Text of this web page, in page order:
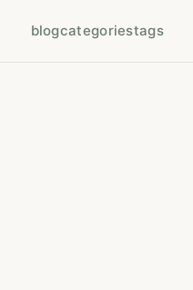
blogcategoriestags